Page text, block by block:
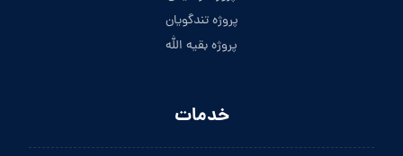
پروژه تندگویان
پروژه بقیه الله
خدمات